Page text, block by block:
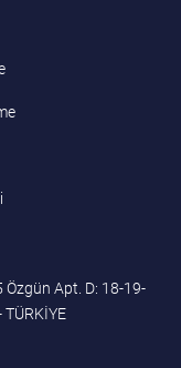
Özgün Apt. D: 18-19-